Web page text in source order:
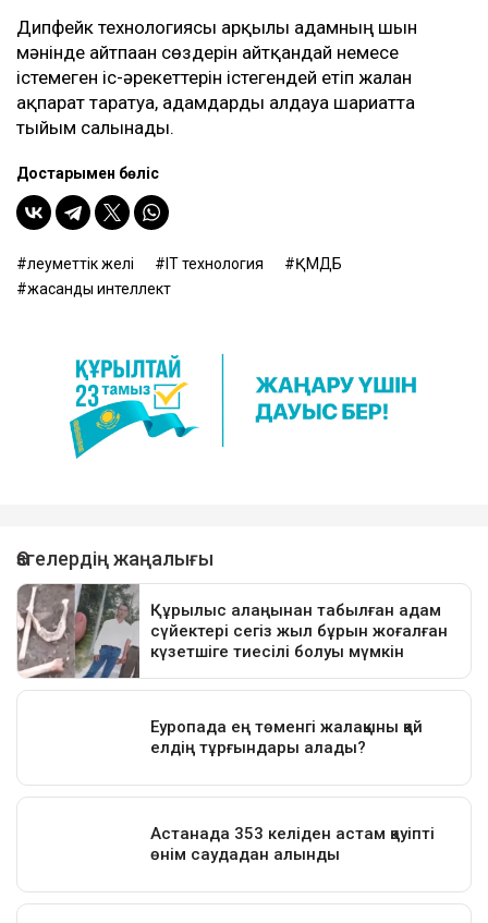
Дипфейк технологиясы арқылы адамның шын
мәнінде айтпаған сөздерін айтқандай немесе
істемеген іс-әрекеттерін істегендей етіп жалған
ақпарат таратуға, адамдарды алдауға шариғатта
тыйым салынады.
Достарыңмен бөліс
әлеуметтік желі IT технология
ҚМДБ
жасанды интеллект